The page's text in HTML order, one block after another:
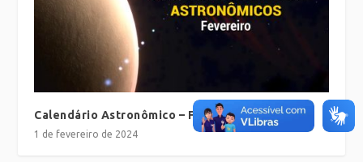
Calendário Astronômico – Fevereiro de 2024
1 de fevereiro de 2024